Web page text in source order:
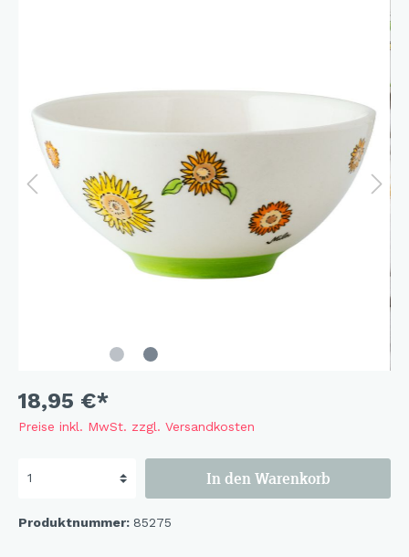
18,95 €*
Preise inkl. MwSt. zzgl. Versandkosten
In den Warenkorb
Produktnummer: 85275